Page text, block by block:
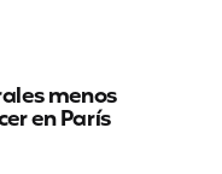
menos
en París